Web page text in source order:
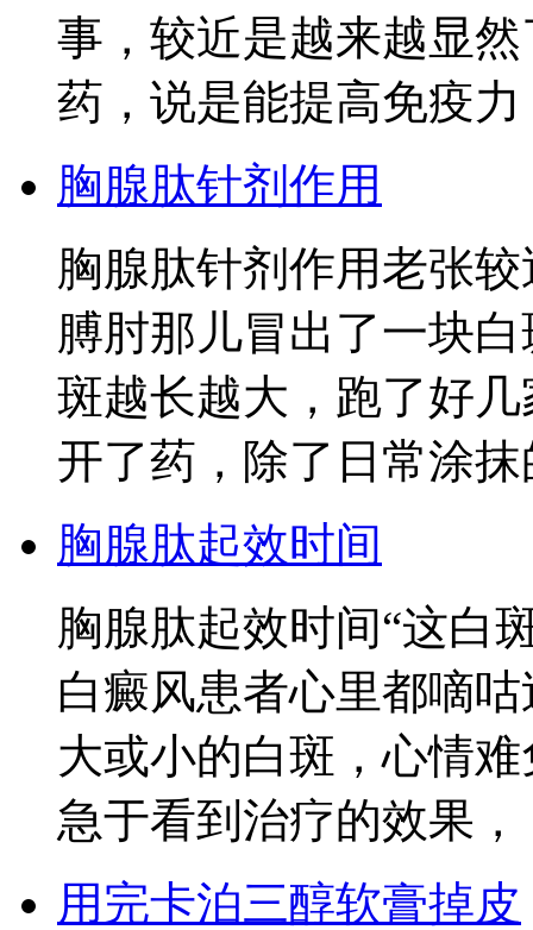
事，较近是越来越显
药，说是能提高免疫力
胸腺肽针剂作用
胸腺肽针剂作用老张
膊肘那儿冒出了一块
斑越长越大，跑了好
开了药，除了日常涂抹
胸腺肽起效时间
胸腺肽起效时间“这白
白癜风患者心里都嘀
大或小的白斑，心情
急于看到治疗的效果，
用完卡泊三醇软膏掉皮